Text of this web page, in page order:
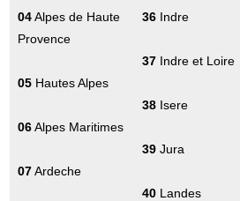
04Alpes de Haute
Provence
05 Hautes Alpes
06Alpes Maritimes
07Ardeche
36 Indre
37 Indre et Loire
38 Isere
39 Jura
40 Landes